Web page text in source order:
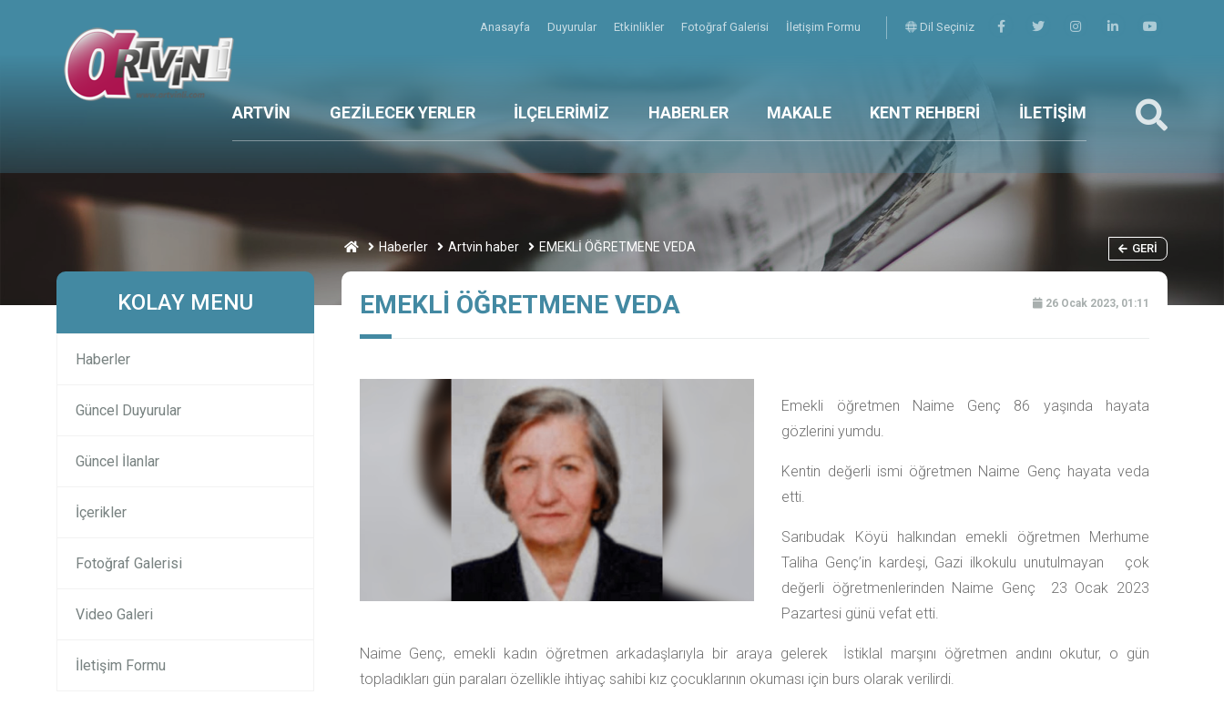
Anasayfa Duyurular Etkinlikler Fotoğraf Galerisi İletişim Formu Dil Seçiniz
ARTVİN GEZİLECEK YERLER İLÇELERİMİZ HABERLER MAKALE KENT REHBERİ İLETİŞİM
Haberler Artvin haber EMEKLİ ÖĞRETMENE VEDA GERI
KOLAY MENU
Haberler
Güncel Duyurular
Güncel İlanlar
İçerikler
Fotoğraf Galerisi
Video Galeri
İletişim Formu
EMEKLİ ÖĞRETMENE VEDA 26 Ocak 2023, 01:11
Emekli öğretmen Naime Genç 86 yaşında hayata
gözlerini yumdu.
Kentin değerli ismi öğretmen Naime Genç hayata veda
etti.
Sarıbudak Köyü halkından emekli öğretmen Merhume
Taliha Genç’in kardeşi, Gazi ilkokulu unutulmayan çok
değerli öğretmenlerinden Naime Genç 23 Ocak 2023
Pazartesi günü vefat etti.
Naime Genç, emekli kadın öğretmen arkadaşlarıyla bir araya gelerek İstiklal marşını öğretmen andını okutur, o gün
topladıkları gün paraları özellikle ihtiyaç sahibi kız çocuklarının okuması için burs olarak verilirdi.